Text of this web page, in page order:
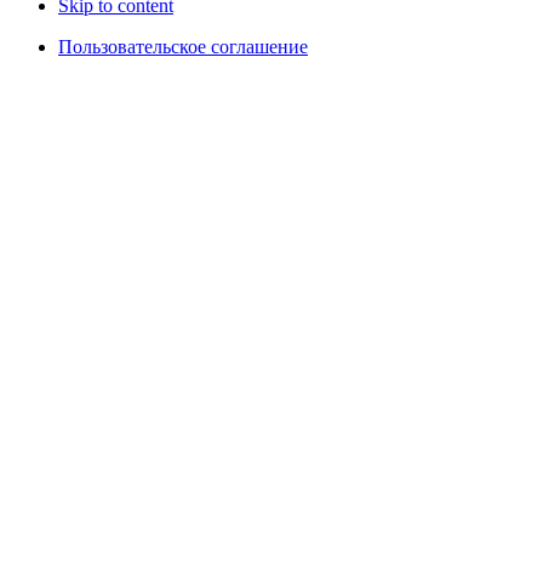
Skip to content
Пользовательское соглашение